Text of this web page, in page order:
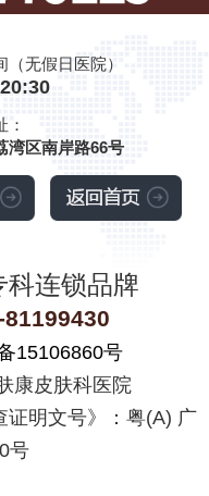
（无假日医院）
：
湾区南岸路66号
科连锁品牌
81199430
15106860号
康皮肤科医院
证明文号》：粤(A) 广
号